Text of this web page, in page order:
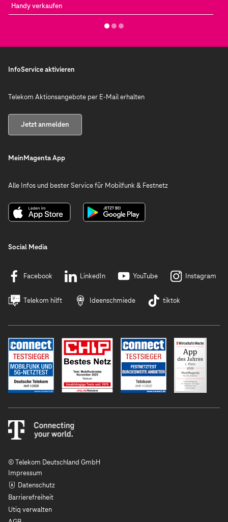
Handy verkaufen
InfoService aktivieren
Telekom Aktionsangebote per E-Mail erhalten
Jetzt anmelden
MeinMagenta App
Alle Infos und bester Service für Mobilfunk & Festnetz
Social Media
Facebook LinkedIn YouTube Instagram
Telekom hilft Ideenschmiede tiktok
© Telekom Deutschland GmbH
Impressum
Datenschutz
Barrierefreiheit
Utiq verwalten